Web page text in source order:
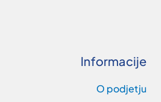
Informacije
O podjetju